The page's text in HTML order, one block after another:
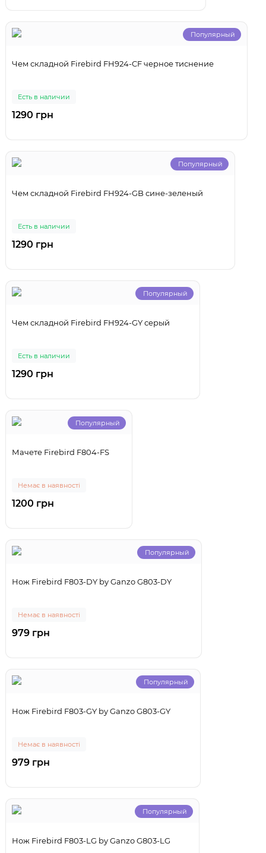
Популярный
Чем складной Firebird FH924-CF черное тиснение
Есть в наличии
1290 грн
Популярный
Чем складной Firebird FH924-GB сине-зеленый
Есть в наличии
1290 грн
Популярный
Чем складной Firebird FH924-GY серый
Есть в наличии
1290 грн
Популярный
Мачете Firebird F804-FS
Немає в наявності
1200 грн
Популярный
Нож Firebird F803-DY by Ganzo G803-DY
Немає в наявності
979 грн
Популярный
Нож Firebird F803-GY by Ganzo G803-GY
Немає в наявності
979 грн
Популярный
Нож Firebird F803-LG by Ganzo G803-LG